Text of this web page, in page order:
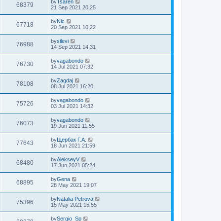
68379 byTsaren
21 Sep 2021 20:25
67718 byNic
20 Sep 2021 10:22
76988 bysilevi
14 Sep 2021 14:31
76730 byvagabondo
14 Jul 2021 07:32
78108 byZagdaj
08 Jul 2021 16:20
75726 byvagabondo
03 Jul 2021 14:32
76073 byvagabondo
19 Jun 2021 11:55
77643 byЩербак Г.А.
18 Jun 2021 21:59
68480 byAlekseyV
17 Jun 2021 05:24
68895 byGena
28 May 2021 19:07
75396 byNatalia Petrova
15 May 2021 15:55
bySergio_Sp